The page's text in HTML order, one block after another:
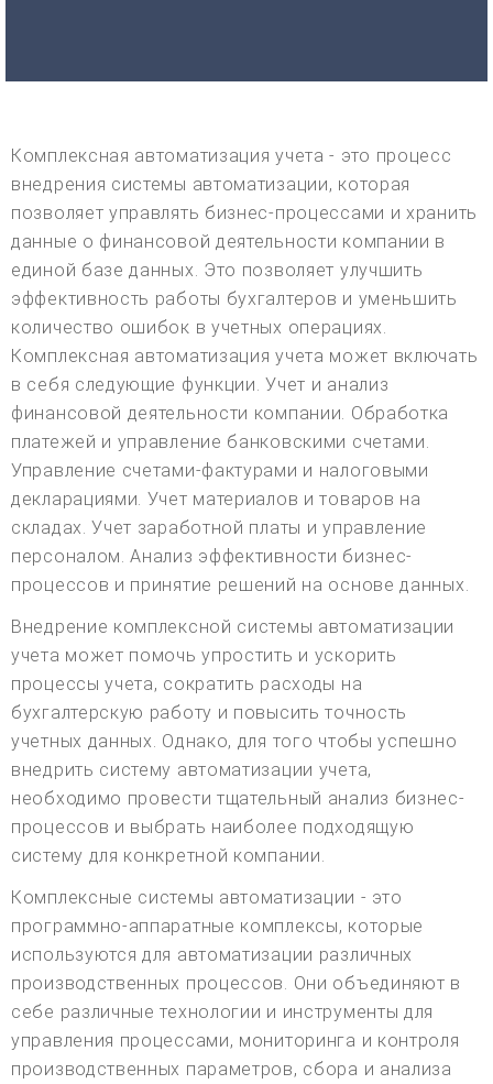
Комплексная автоматизация учета - это процесс
внедрения системы автоматизации, которая
позволяет управлять бизнес-процессами и хранить
данные о финансовой деятельности компании в
единой базе данных. Это позволяет улучшить
эффективность работы бухгалтеров и уменьшить
количество ошибок в учетных операциях.
Комплексная автоматизация учета может включать
в себя следующие функции. Учет и анализ
финансовой деятельности компании. Обработка
платежей и управление банковскими счетами.
Управление счетами-фактурами и налоговыми
декларациями. Учет материалов и товаров на
складах. Учет заработной платы и управление
персоналом. Анализ эффективности бизнес-
процессов и принятие решений на основе данных.
Внедрение комплексной системы автоматизации
учета может помочь упростить и ускорить
процессы учета, сократить расходы на
бухгалтерскую работу и повысить точность
учетных данных. Однако, для того чтобы успешно
внедрить систему автоматизации учета,
необходимо провести тщательный анализ бизнес-
процессов и выбрать наиболее подходящую
систему для конкретной компании.
Комплексные системы автоматизации - это
программно-аппаратные комплексы, которые
используются для автоматизации различных
производственных процессов. Они объединяют в
себе различные технологии и инструменты для
управления процессами, мониторинга и контроля
производственных параметров, сбора и анализа